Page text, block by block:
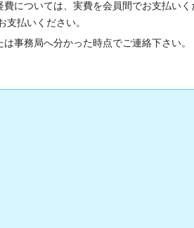
については、実費を会員間でお支払いく
払いください。
事務局へ分かった時点でご連絡下さい。